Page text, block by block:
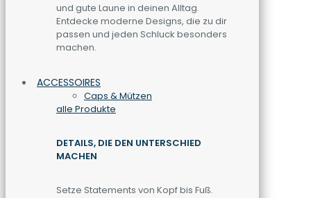
und gute Laune in deinen Alltag.
Entdecke moderne Designs, die zu dir
passen und jeden Schluck besonders
machen.
ACCESSOIRES
Caps & Mützen
alle Produkte
DETAILS, DIE DEN UNTERSCHIED
MACHEN
Setze Statements von Kopf bis Fuß.